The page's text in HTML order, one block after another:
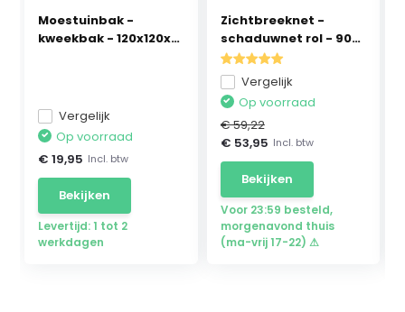
Moestuinbak -
kweekbak - 120x120x18
Vergelijk
Op voorraad
€ 19,95 Incl. btw
Bekijken
Levertijd: 1 tot 2
werkdagen
Zichtbreeknet -
schaduwnet rol - 90
p...
Vergelijk
Op voorraad
€ 59,22
€ 53,95 Incl. btw
Bekijken
Voor 23:59 besteld,
morgenavond thuis
(ma-vrij 17-22) ⚠